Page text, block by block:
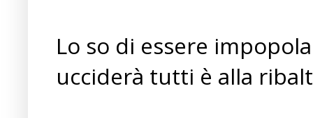
Lo so di essere
ucciderà tutti è alla